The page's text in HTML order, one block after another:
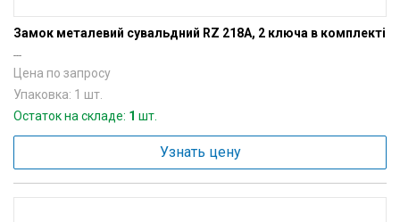
Замок металевий сувальдний RZ 218A, 2 ключа в комплекті
---
Цена по запросу
Упаковка: 1 шт.
Остаток на складе: 1 шт.
Узнать цену